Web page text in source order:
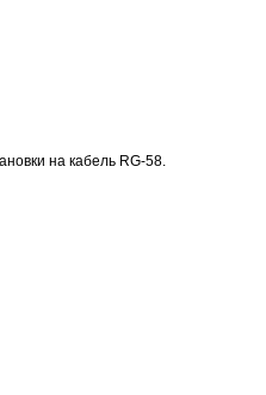
на кабель RG-58.